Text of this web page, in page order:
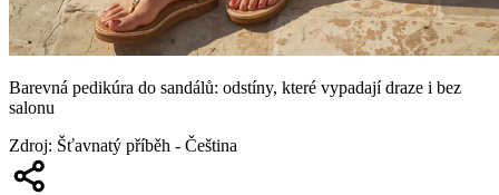
Barevná pedikúra do sandálů: odstíny, které vypadají draze i bez
salonu
Zdroj: Šťavnatý příběh - Čeština